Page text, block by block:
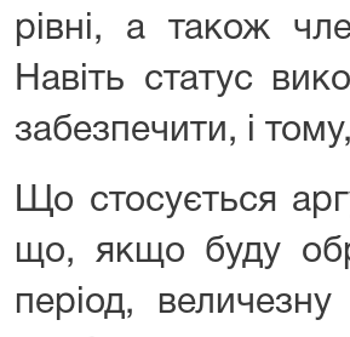
рівні, а також
Навіть статус
забезпечити, і
Що стосується
що, якщо буду
період,